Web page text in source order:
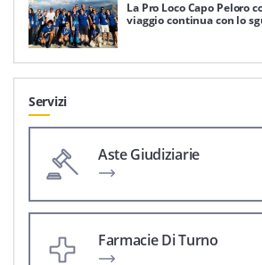
La Pro Loco Capo Peloro
viaggio continua con lo
Servizi
Aste Giudiziarie
Farmacie Di Turno